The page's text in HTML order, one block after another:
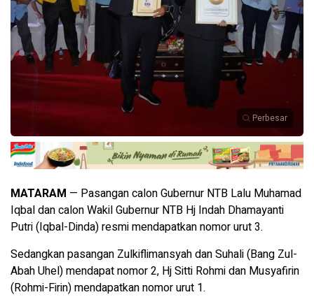
Perbesar
MATARAM — Pasangan calon Gubernur NTB Lalu Muhamad
Iqbal dan calon Wakil Gubernur NTB Hj Indah Dhamayanti
Putri (Iqbal-Dinda) resmi mendapatkan nomor urut 3.
Sedangkan pasangan Zulkiflimansyah dan Suhali (Bang Zul-
Abah Uhel) mendapat nomor 2, Hj Sitti Rohmi dan Musyafirin
(Rohmi-Firin) mendapatkan nomor urut 1.